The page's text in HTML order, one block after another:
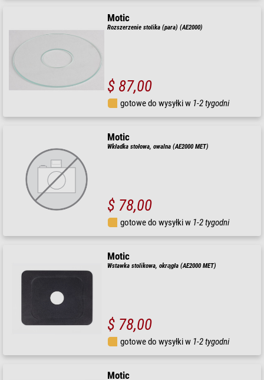
Motic
Rozszerzenie stolika (para) (AE2000)
$ 87,00
gotowe do wysyłki w 1-2 tygodni
Motic
Wkładka stołowa, owalna (AE2000 MET)
$ 78,00
gotowe do wysyłki w 1-2 tygodni
Motic
Wstawka stolikowa, okrągła (AE2000 MET)
$ 78,00
gotowe do wysyłki w 1-2 tygodni
Motic